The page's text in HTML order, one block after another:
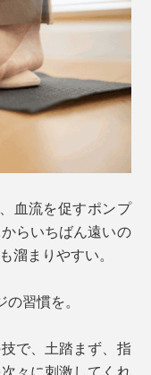
血流を促すポンプ
らいちばん遠いの
溜まりやすい。
習慣を。
で、土踏まず、指
々に刺激してくれ